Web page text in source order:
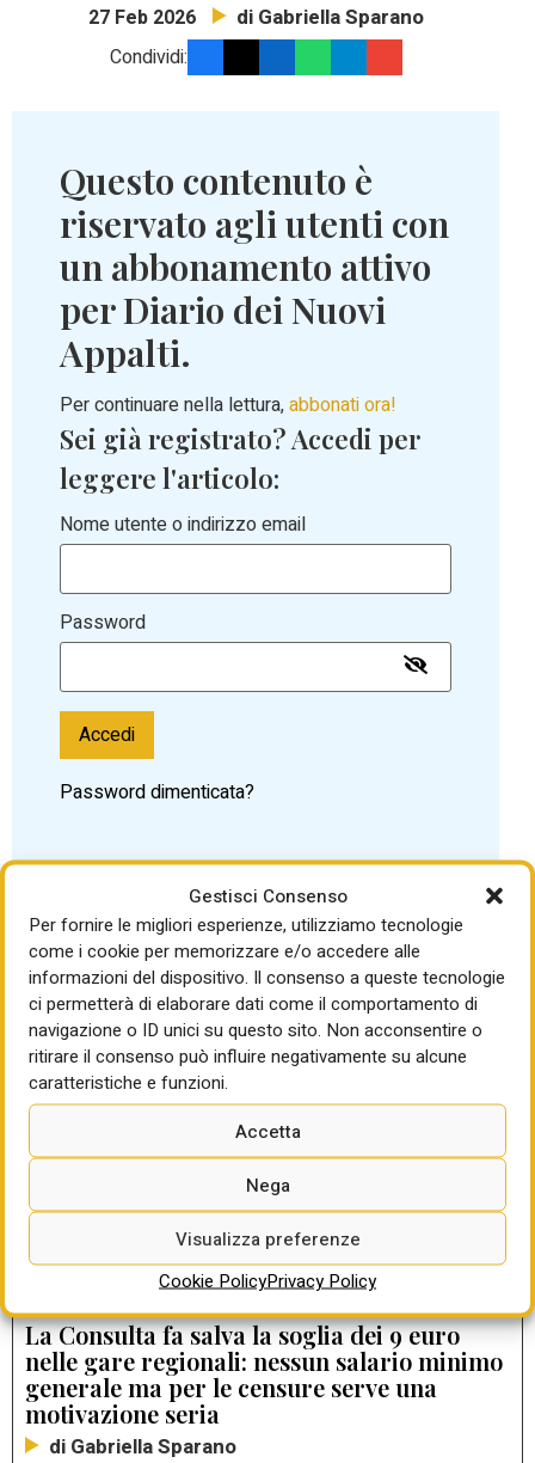
Gestisci Consenso
Per fornire le migliori esperienze, utilizziamo tecnologie
come i cookie per memorizzare e/o accedere alle
informazioni del dispositivo. Il consenso a queste tecnologie
ci permetterà di elaborare dati come il comportamento di
navigazione o ID unici su questo sito. Non acconsentire o
ritirare il consenso può influire negativamente su alcune
caratteristiche e funzioni.
Accetta
Nega
Visualizza preferenze
Cookie PolicyPrivacy Policy
27 Feb 2026 di Gabriella Sparano
Condividi:
Questo contenuto è
riservato agli utenti con
un abbonamento attivo
per Diario dei Nuovi
Appalti.
Per continuare nella lettura,abbonati ora!
Sei già registrato? Accedi per
leggere l'articolo:
Nome utente o indirizzo email
Password
Accedi
Password dimenticata?
LEGGI ANCHE
DIARIO DEI NUOVI APPALTI
Dal dialogo al reato: la Cassazione frena la
rilevanza penale delle interlocuzioni nel
PPP
di Gabriella Sparano
Incentivi tecnici, storia di norme e diritti
vigenti sulla carta ma disapplicati nella
sostanza da molte stazioni appaltanti
di Gabriella Sparano
La Consulta fa salva la soglia dei 9 euro
nelle gare regionali: nessun salario minimo
generale ma per le censure serve una
motivazione seria
di Gabriella Sparano